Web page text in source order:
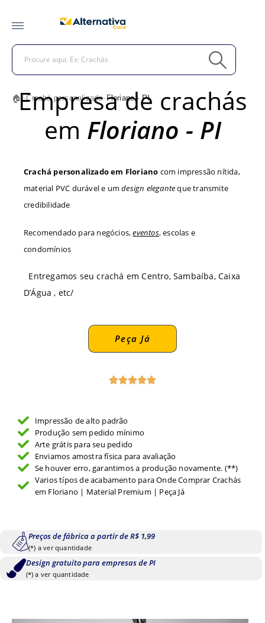
🏠 >Crachá personalizado> Floriano - PI
Empresa de crachás
em Floriano - PI
Crachá personalizado em Floriano com impressão nítida,
material PVC durável e umdesign eleganteque transmite
credibilidade
Recomendado para negócios,eventos, escolas e
condomínios
Entregamos seu crachá em Centro, Sambaíba, Caixa
D’Água , etc/
Peça Já
Impressão de alto padrão
Produção sem pedido mínimo
Arte grátis para seu pedido
Enviamos amostra física para avaliação
Se houver erro, garantimos a produção novamente. (**)
Varios típos de acabamento para Onde Comprar Crachás
em Floriano | Material Premium | Peça Já
Preços de fábrica a partir de R$ 1,99
(*) a ver quantidade
Design gratuito para empresas de PI
(*) a ver quantidade